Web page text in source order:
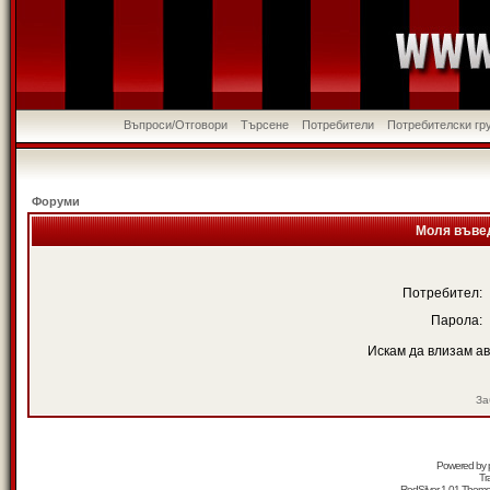
Въпроси/Отговори Търсене Потребители Потребителски
Форуми
Моля
Потребител:
Парола:
Искам да влизам
Powered by